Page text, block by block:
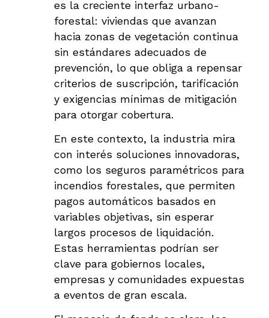
es la creciente interfaz urbano-
forestal: viviendas que avanzan
hacia zonas de vegetación continua
sin estándares adecuados de
prevención, lo que obliga a repensar
criterios de suscripción, tarificación
y exigencias mínimas de mitigación
para otorgar cobertura.
En este contexto, la industria mira
con interés soluciones innovadoras,
como los seguros paramétricos para
incendios forestales, que permiten
pagos automáticos basados en
variables objetivas, sin esperar
largos procesos de liquidación.
Estas herramientas podrían ser
clave para gobiernos locales,
empresas y comunidades expuestas
a eventos de gran escala.